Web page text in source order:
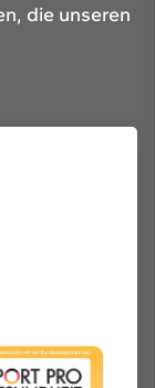
die unseren